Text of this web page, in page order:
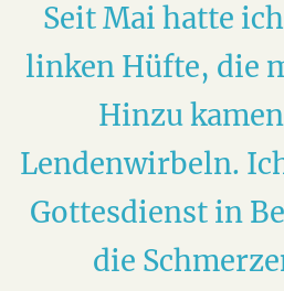
Seit Mai hatte
linken Hüfte, die
Hinzu
Lendenwirbeln.
Gottesdienst in
die